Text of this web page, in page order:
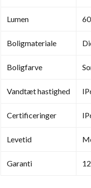
Lumen
Boligmateriale
Boligfarve
Vandtæt hastighed
Certificeringer
Levetid
Garanti